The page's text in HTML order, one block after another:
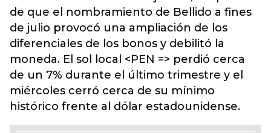
de que el nombramiento de Bellido a fines
de julio provocó una ampliación de los
diferenciales de los bonos y debilitó la
moneda. El sol local <PEN => perdió cerca
de un 7% durante el último trimestre y el
miércoles cerró cerca de su mínimo
histórico frente al dólar estadounidense.